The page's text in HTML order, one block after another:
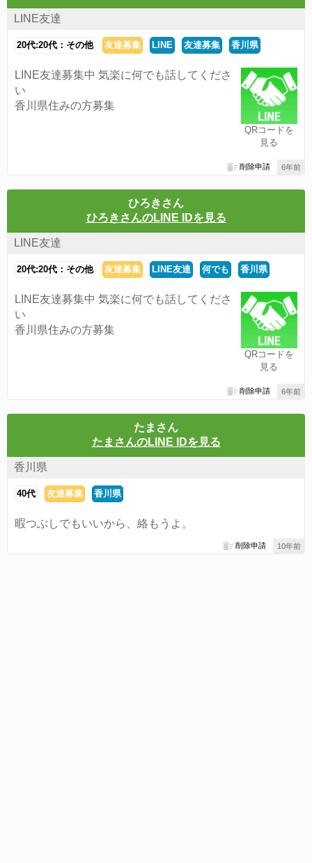
LINE友達
20代:20代：その他 友達募集 LINE 友達募集 香川県
QRコードを
見る
LINE友達募集中 気楽に何でも話してくださ
い
香川県住みの方募集
6年前
削除申請
ひろきさん
ひろきさんのLINE IDを見る
LINE友達
20代:20代：その他 友達募集 LINE友達 何でも 香川県
QRコードを
見る
LINE友達募集中 気楽に何でも話してくださ
い
香川県住みの方募集
6年前
削除申請
たまさん
たまさんのLINE IDを見る
香川県
40代 友達募集 香川県
暇つぶしでもいいから、絡もうよ。
10年前
削除申請